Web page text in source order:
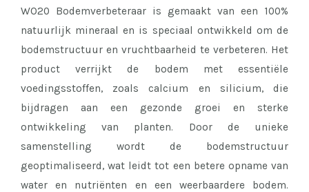
WO20 Bodemverbeteraar is gemaakt van een 100%
natuurlijk mineraal en is speciaal ontwikkeld om de
bodemstructuur en vruchtbaarheid te verbeteren. Het
product verrijkt de bodem met essentiële
voedingsstoffen, zoals calcium en silicium, die
bijdragen aan een gezonde groei en sterke
ontwikkeling van planten. Door de unieke
samenstelling wordt de bodemstructuur
geoptimaliseerd, wat leidt tot een betere opname van
water en nutriënten en een weerbaardere bodem.